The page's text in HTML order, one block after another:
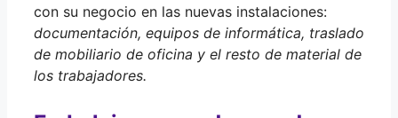
con su negocio en las nuevas instalaciones:
documentación, equipos de informática, traslado
de mobiliario de oficina y el resto de material de
los trabajadores.